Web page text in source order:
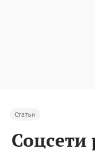
Статьи